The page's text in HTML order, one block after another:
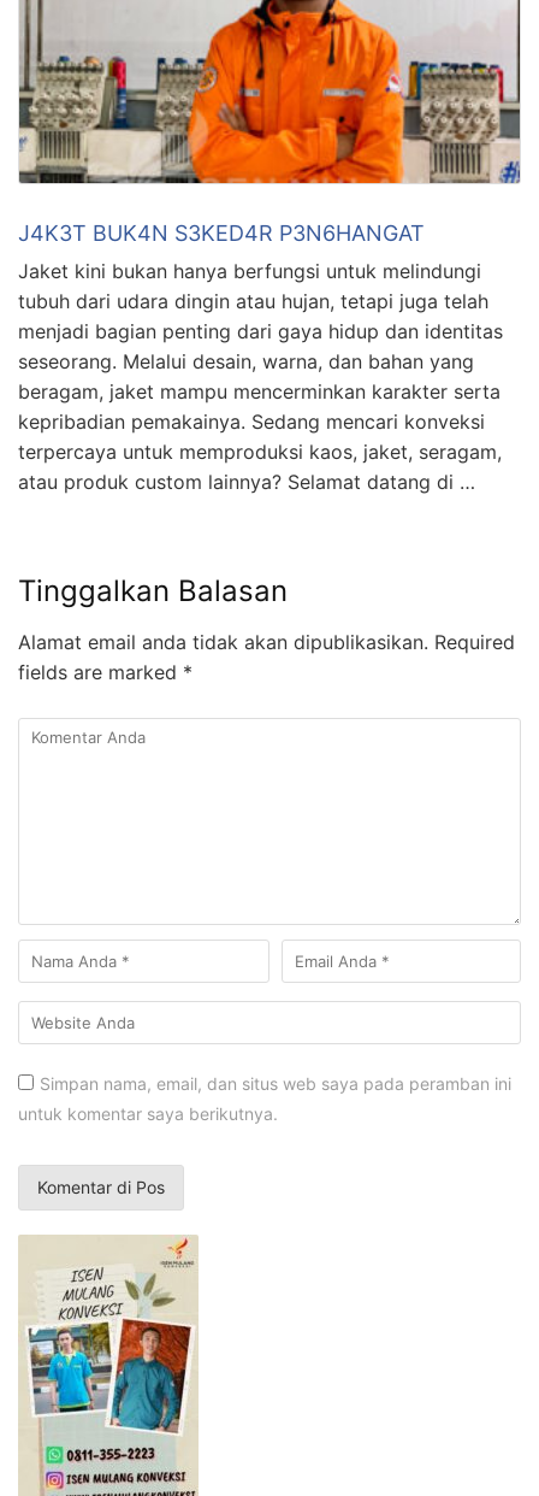
J4K3T BUK4N S3KED4R P3N6HANGAT
Jaket kini bukan hanya berfungsi untuk melindungi
tubuh dari udara dingin atau hujan, tetapi juga telah
menjadi bagian penting dari gaya hidup dan identitas
seseorang. Melalui desain, warna, dan bahan yang
beragam, jaket mampu mencerminkan karakter serta
kepribadian pemakainya. Sedang mencari konveksi
terpercaya untuk memproduksi kaos, jaket, seragam,
atau produk custom lainnya? Selamat datang di …
Tinggalkan Balasan
Alamat email anda tidak akan dipublikasikan. Required
fields are marked *
Simpan nama, email, dan situs web saya pada peramban ini
untuk komentar saya berikutnya.